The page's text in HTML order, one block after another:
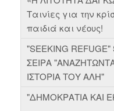
Ταινίες για την
παιδιά και νέους!
"SEEKING REFUGE"
ΣΕΙΡΑ
ΙΣΤΟΡΙΑ ΤΟΥ ΑΛΗ"
"ΔΗΜΟΚΡΑΤΙΑ ΚΑΙ